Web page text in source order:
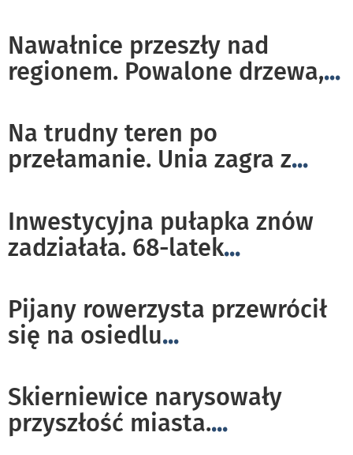
Nawałnice przeszły nad
regionem. Powalone drzewa,...
Na trudny teren po
przełamanie. Unia zagra z...
Inwestycyjna pułapka znów
zadziałała. 68-latek...
Pijany rowerzysta przewrócił
się na osiedlu...
Skierniewice narysowały
przyszłość miasta....